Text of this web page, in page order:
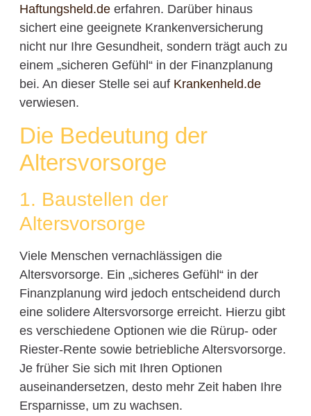
Haftungsheld.deerfahren. Darüber hinaus
sichert eine geeignete Krankenversicherung
nicht nur Ihre Gesundheit, sondern trägt auch zu
einem „sicheren Gefühl“ in der Finanzplanung
bei. An dieser Stelle sei auf Krankenheld.de
verwiesen.
Die Bedeutung der
Altersvorsorge
1. Baustellen der
Altersvorsorge
Viele Menschen vernachlässigen die
Altersvorsorge. Ein „sicheres Gefühl“ in der
Finanzplanung wird jedoch entscheidend durch
eine solidere Altersvorsorge erreicht. Hierzu gibt
es verschiedene Optionen wie die Rürup- oder
Riester-Rente sowie betriebliche Altersvorsorge.
Je früher Sie sich mit Ihren Optionen
auseinandersetzen, desto mehr Zeit haben Ihre
Ersparnisse, um zu wachsen.